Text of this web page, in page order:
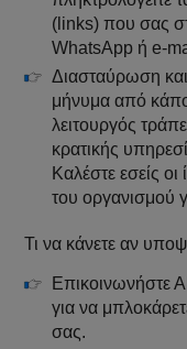
(links) που σας
WhatsApp ή e-
Διασταύρωση
μήνυμα από
λειτουργός
κρατικής
Καλέστε εσείς
του οργανισμού
Τι να κάνετε αν
Επικοινωνήστε
για να
σας.